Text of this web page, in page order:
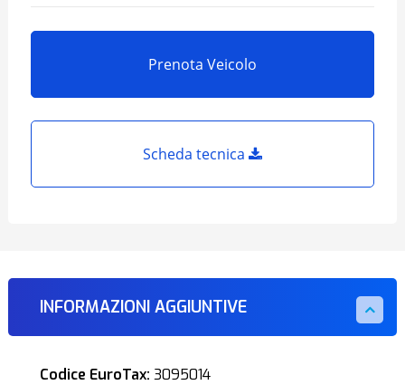
Prenota Veicolo
Scheda tecnica
INFORMAZIONI AGGIUNTIVE
Codice EuroTax: 3095014